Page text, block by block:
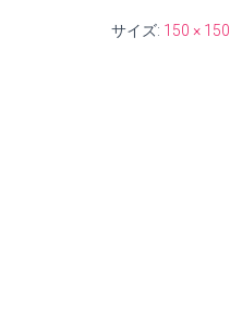
サイズ: 150 × 150